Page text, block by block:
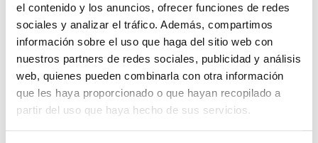
el contenido y los anuncios, ofrecer funciones de redes
sociales y analizar el tráfico. Además, compartimos
información sobre el uso que haga del sitio web con
nuestros partners de redes sociales, publicidad y análisis
web, quienes pueden combinarla con otra información
que les haya proporcionado o que hayan recopilado a
partir del uso que haya hecho de sus servicios.
Base enchufe Schuko doble 16A
250V Blanco LED Simon
50010432-030
14,90 €25,69 €
Comprar
Base enchufe Schuko doble 16A
250V Rojo LED Simon 50010432-
037
14,90 €25,69 €
Comprar
-49% -49%